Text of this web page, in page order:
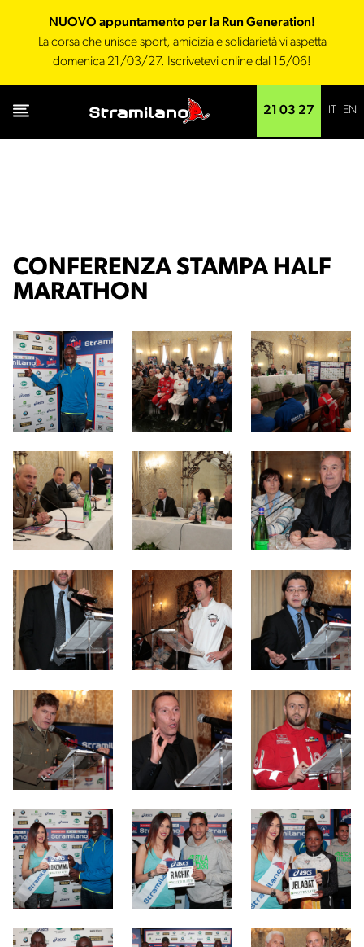
NUOVO appuntamento per la Run Generation!
La corsa che unisce sport, amicizia e solidarietà vi aspetta
domenica 21/03/27. Iscrivetevi online dal 15/06!
21 03 27 EN
CONFERENZA STAMPA HALF
MARATHON